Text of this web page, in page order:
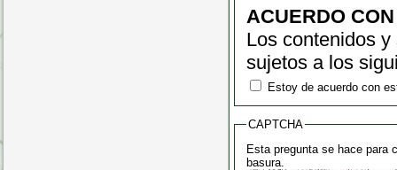
ACUERDO
Los contenidos
sujetos a los
tiene y tendrá la
previo aviso,
que le
Estoy de acuerdo con
CAPTCHA
Esta pregunta se hace para
basura.